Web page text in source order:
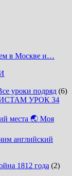
в Москве и…
уроки подряд (6)
УРОК 34
места 🌏 Моя
английский
1812 года (2)